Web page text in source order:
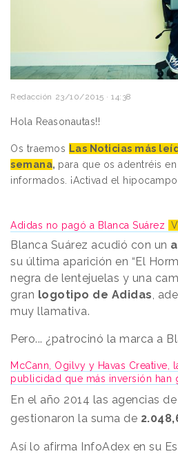
Redacción 23/10/2015 · 14:38
Hola Reasonautas!!
Os traemos Las Noticias más
semana, para que os adentréis
informados. ¡Activad el
Adidas no pagó a Blanca Suárez
Blanca Suárez acudió con un
su última aparición en “El
negra de lentejuelas y una
gran logotipo de Adidas,
muy llamativa.
Pero... ¿patrocinó la marca a
McCann, Ogilvy y Havas Creative,
publicidad que más inversión han
En el año 2014 las agencias
gestionaron la suma de
Así lo afirma InfoAdex en su